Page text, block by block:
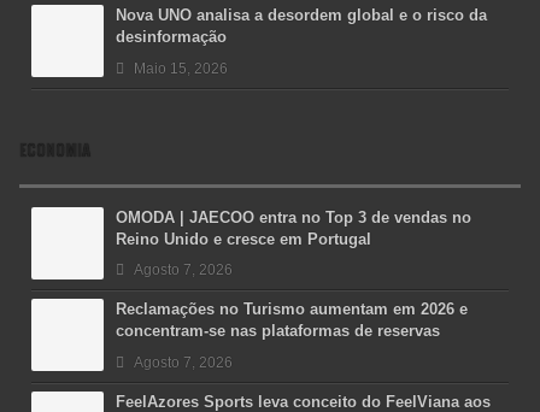
Nova UNO analisa a desordem global e o risco da
desinformação
Maio 15, 2026
ECONOMIA
OMODA | JAECOO entra no Top 3 de vendas no
Reino Unido e cresce em Portugal
Agosto 7, 2026
Reclamações no Turismo aumentam em 2026 e
concentram-se nas plataformas de reservas
Agosto 7, 2026
FeelAzores Sports leva conceito do FeelViana aos